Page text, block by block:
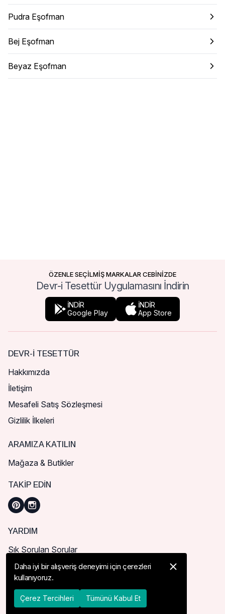
Pudra Eşofman
Bej Eşofman
Beyaz Eşofman
ÖZENLE SEÇİLMİŞ MARKALAR CEBİNİZDE
Devr-i Tesettür Uygulamasını İndirin
İNDİR
Google Play
İNDİR
App Store
DEVR-I TESETTÜR
Hakkımızda
İletişim
Mesafeli Satış Sözleşmesi
Gizlilik İlkeleri
ARAMIZA KATILIN
Mağaza & Butikler
TAKIP EDIN
YARDIM
Sık Sorulan Sorular
Nasıl Sipariş Verebilirim?
Kargo ve Teslimat
İade, İptal ve Değişim
Daha iyi bir alışveriş deneyimi için çerezleri
kullanıyoruz.
Çerez Tercihleri Tümünü Kabul Et